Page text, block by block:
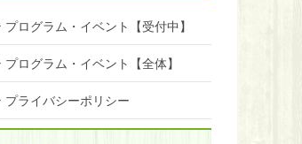
プログラム・イベント【受付中】
プログラム・イベント【全体】
プライバシーポリシー